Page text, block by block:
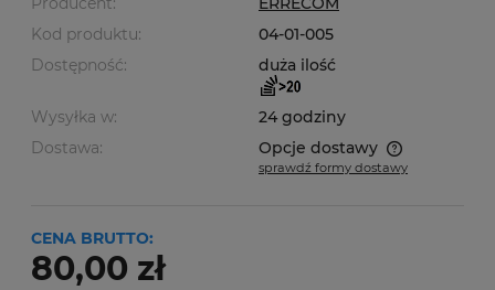
Kod produktu:
04-01-005
Dostępność:
duża ilość
Wysyłka w:
24 godziny
Dostawa:
Opcje dostawy
Cena nie zawiera ewentualnych kosztów płatności
sprawdź formy dostawy
CENA BRUTTO:
80,00 zł